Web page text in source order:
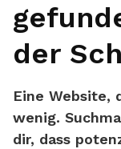
der
Eine Website,
wenig.
dir, dass